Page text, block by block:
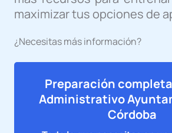
maximizar tus opciones de
¿Necesitas más información?
Preparación
Administrativo
Córdoba